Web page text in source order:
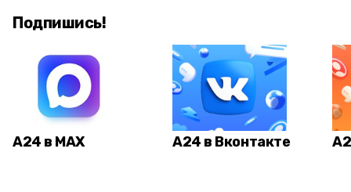
Подпишись!
А24 в MAX А24 в Вконтакте